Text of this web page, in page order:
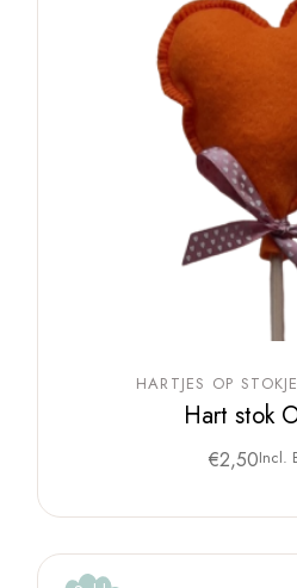
HARTJES OP
Hart stok
€2,50Incl.